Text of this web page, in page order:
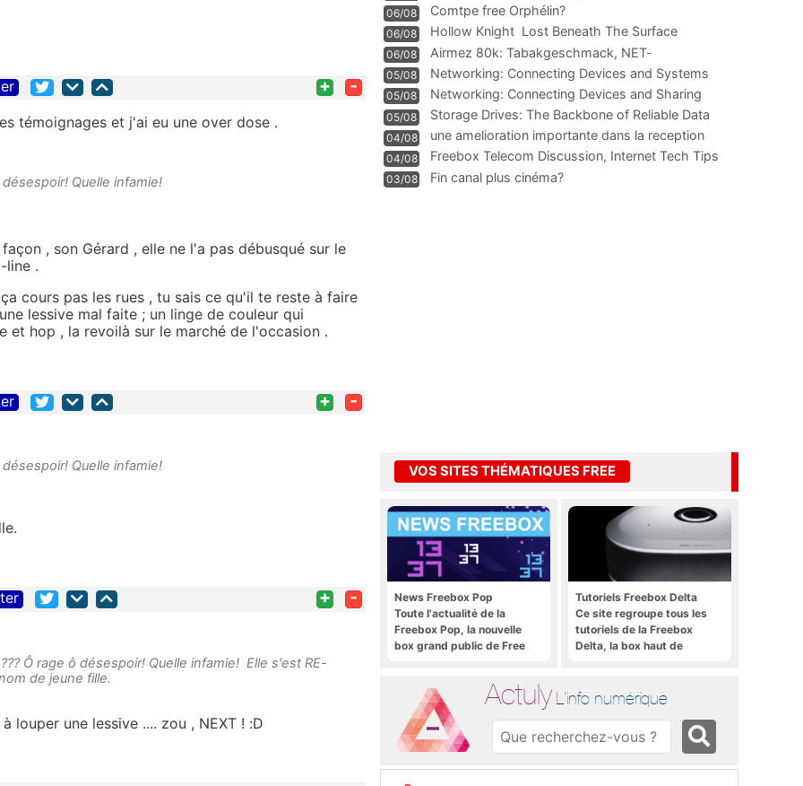
+ -
témoignages et j'ai eu une over dose .
Quelle infamie!
, son Gérard , elle ne l'a pas débusqué sur le
line .
cours pas les rues , tu sais ce qu'il te reste à faire
lessive mal faite ; un linge de couleur qui
et hop , la revoilà sur le marché de l'occasion .
+ -
Quelle infamie!
+ -
Ô rage ô désespoir! Quelle infamie! Elle s'est RE-
de jeune fille.
louper une lessive .... zou , NEXT ! :D
06/08 Comtpe free Orphélin?
06/08 Hollow Knight  Lost Beneath The Surface
06/08
Airmez 80k: Tabakgeschmack, NET-
Technologie und Leistung im
05/08 Networking: Connecting Devices and Systems
05/08
Networking: Connecting Devices and Sharing
Information
05/08
Storage Drives: The Backbone of Reliable Data
Management
04/08
une amelioration importante dans la reception
WIFI
04/08
Freebox Telecom Discussion, Internet Tech Tips
Communi
03/08 Fin canal plus cinéma?
VOS SITES THÉMATIQUES FREE
News Freebox Pop
Toute l'actualité de la
Freebox Pop, la nouvelle
box grand public de Free
Tutoriels Freebox Delta
Ce site regroupe tous les
tutoriels de la Freebox
Delta, la box haut de
Actuly L'info numérique